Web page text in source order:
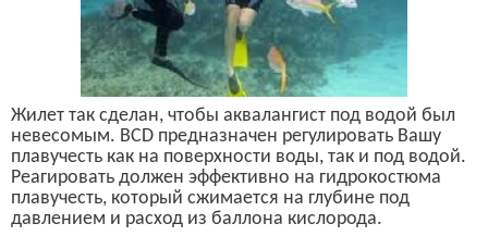
Жилет так сделан, чтобы аквалангист под водой был
невесомым. BCD предназначен регулировать Вашу
плавучесть как на поверхности воды, так и под водой.
Реагировать должен эффективно на гидрокостюма
плавучесть, который сжимается на глубине под
давлением и расход из баллона кислорода.